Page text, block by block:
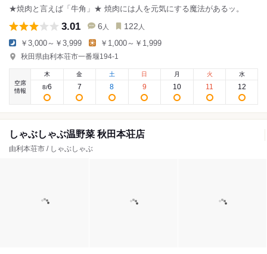
★焼肉と言えば「牛角」★ 焼肉には人を元気にする魔法があるッ。
3.01 6 人 122 人
￥3,000～￥3,999 ￥1,000～￥1,999
秋田県由利本荘市一番堰194-1
空席
情報
木
8/6
金
7
土
8
日
9
月
10
火
11
水
12
しゃぶしゃぶ温野菜 秋田本荘店
由利本荘市 / しゃぶしゃぶ